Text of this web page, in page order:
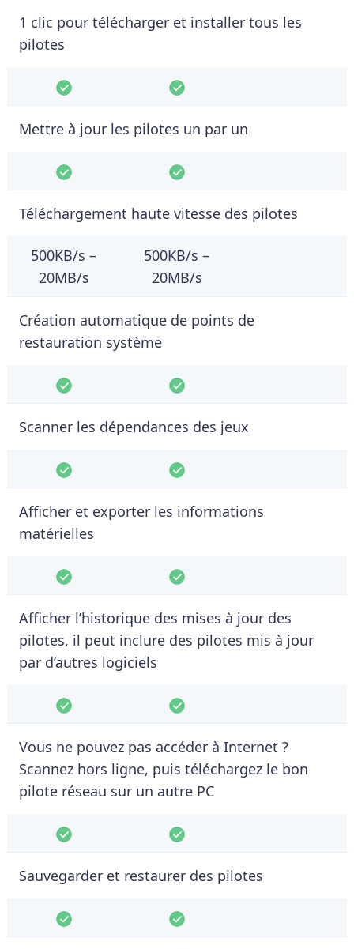
1 clic pour télécharger et installer tous les
pilotes
Mettre à jour les pilotes un par un
Téléchargement haute vitesse des pilotes
500KB/s –
20MB/s
500KB/s –
20MB/s
Création automatique de points de
restauration système
Scanner les dépendances des jeux
Afficher et exporter les informations
matérielles
Afficher l’historique des mises à jour des
pilotes, il peut inclure des pilotes mis à jour
par d’autres logiciels
Vous ne pouvez pas accéder à Internet ?
Scannez hors ligne, puis téléchargez le bon
pilote réseau sur un autre PC
Sauvegarder et restaurer des pilotes